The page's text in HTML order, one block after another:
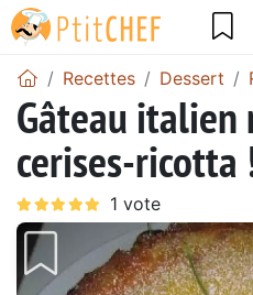
Recettes Dessert
Gâteau
cerises-ricotta